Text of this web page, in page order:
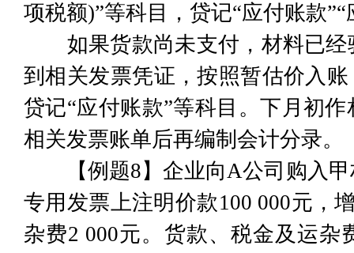
项税额)”等科目，贷记“应付账款
如果货款尚未支付，材料已经
到相关发票凭证，按照暂估价入
贷记“应付账款”等科目。下月初
相关发票账单后再编制会计分录。
【例题8】企业向A公司购入甲
专用发票上注明价款100 000元，
杂费2 000元。货款、税金及运杂